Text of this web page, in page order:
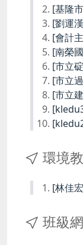
[基隆
[劉運
[會計
[南榮
[市立
[市立
[市立
環境
[林佳
班級